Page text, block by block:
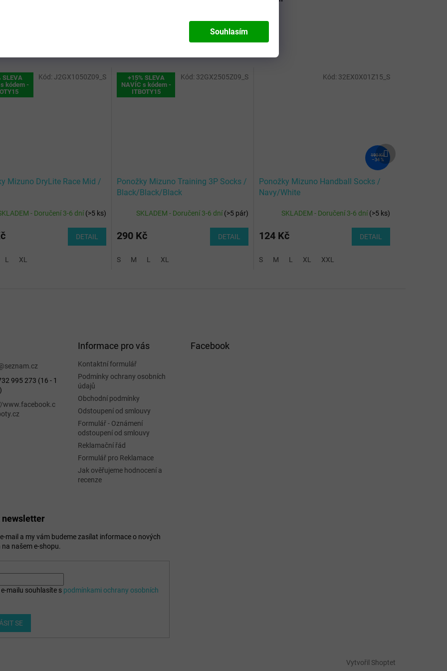
Souhlasím
SLEVA
kódem -
Mizuno DryLite Race Mid /
- Doručení 3-6 dní(>5 ks)
DETAIL
L XL
Kód: J2GX1050Z09_S
+15% SLEVA
NAVÍC s kódem -
ITBOTY15
Ponožky Mizuno Training 3P Socks /
Black/Black/Black
SKLADEM - Doručení 3-6 dní(>5 pár)
290 Kč DETAIL
S M L XL
Kód: 32GX2505Z09_S
190 Kč
–34 %
Ponožky Mizuno Handball Socks /
Navy/White
SKLADEM - Doručení 3-6 dní(>5 ks)
124 Kč DETAIL
S M L XL XXL
Kód: 32EX0X01Z15_S
produkt
seznam.cz
995 273 (16 - 1
www.facebook.c
Informace pro vás
Kontaktní formulář
Podmínky ochrany osobních
údajů
Obchodní podmínky
Odstoupení od smlouvy
Formulář - Oznámení
odstoupení od smlouvy
Reklamační řád
Formulář pro Reklamace
Jak ověřujeme hodnocení a
recenze
Facebook
newsletter
mail a my vám budeme zasílat informace o nových
našem e-shopu.
mailu souhlasíte s podmínkami ochrany osobních
SE
Vytvořil Shoptet